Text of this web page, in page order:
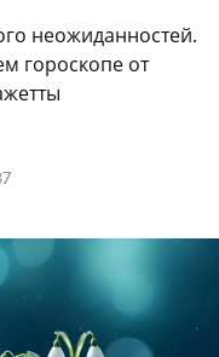
неожиданностей.
гороскопе от